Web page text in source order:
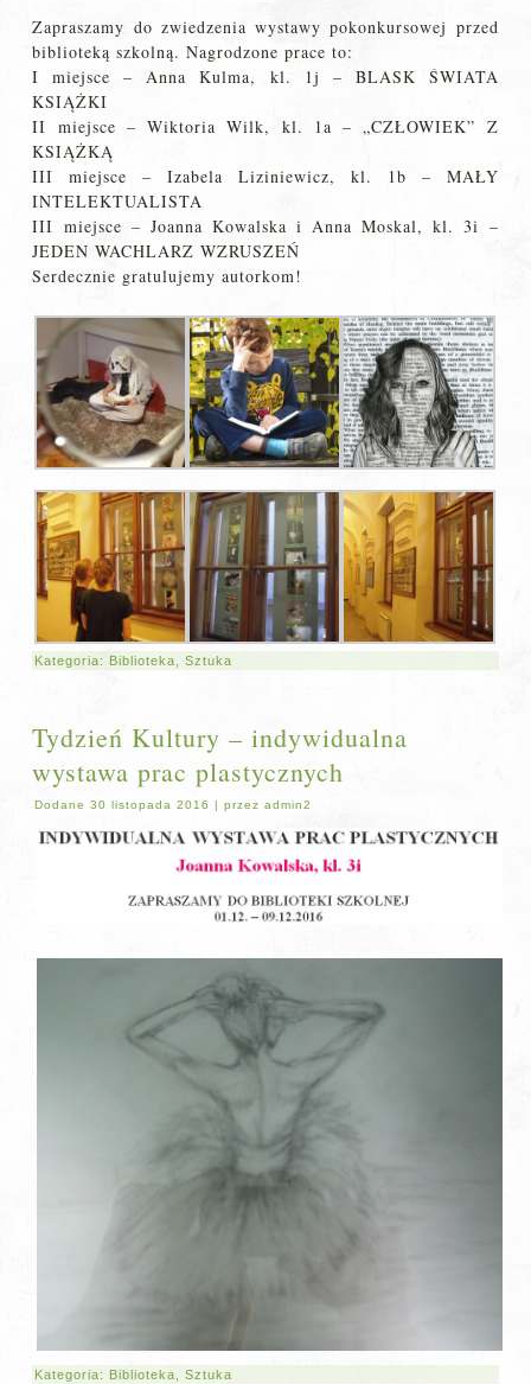
Zapraszamy do zwiedzenia wystawy pokonkursowej przed
biblioteką szkolną. Nagrodzone prace to:
I miejsce – Anna Kulma, kl. 1j – BLASK ŚWIATA
KSIĄŻKI
II miejsce – Wiktoria Wilk, kl. 1a – „CZŁOWIEK” Z
KSIĄŻKĄ
III miejsce – Izabela Liziniewicz, kl. 1b – MAŁY
INTELEKTUALISTA
III miejsce – Joanna Kowalska i Anna Moskal, kl. 3i –
JEDEN WACHLARZ WZRUSZEŃ
Serdecznie gratulujemy autorkom!
Kategoria: Biblioteka ,Sztuka
Tydzień Kultury – indywidualna
wystawa prac plastycznych
Dodane 30 listopada 2016 |przez admin2
Kategoria: Biblioteka ,Sztuka